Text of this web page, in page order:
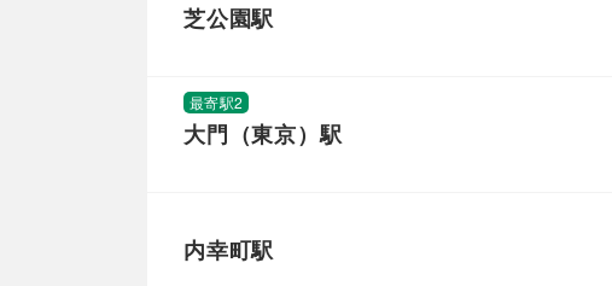
芝公園駅
最寄駅2
大門（東京）駅
内幸町駅